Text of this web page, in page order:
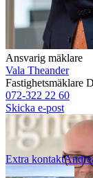
Ansvarig mäklare
Vala Theander
Fastighetsmäklare
072-322 22 60
Skicka e-post
Extra kontakt